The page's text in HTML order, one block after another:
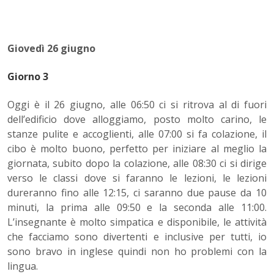
Giovedì 26 giugno
Giorno 3
Oggi è il 26 giugno, alle 06:50 ci si ritrova al di fuori
dell’edificio dove alloggiamo, posto molto carino, le
stanze pulite e accoglienti, alle 07:00 si fa colazione, il
cibo è molto buono, perfetto per iniziare al meglio la
giornata, subito dopo la colazione, alle 08:30 ci si dirige
verso le classi dove si faranno le lezioni, le lezioni
dureranno fino alle 12:15, ci saranno due pause da 10
minuti, la prima alle 09:50 e la seconda alle 11:00.
L’insegnante è molto simpatica e disponibile, le attività
che facciamo sono divertenti e inclusive per tutti, io
sono bravo in inglese quindi non ho problemi con la
lingua.